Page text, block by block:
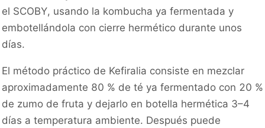
el SCOBY, usando la kombucha ya fermentada y
embotellándola con cierre hermético durante unos
días.
El método práctico de Kefiralia consiste en mezclar
aproximadamente 80 % de té ya fermentado con 20 %
de zumo de fruta y dejarlo en botella hermética 3–4
días a temperatura ambiente. Después puede